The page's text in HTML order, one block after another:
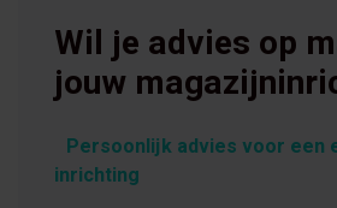
Wil je advies op
jouw
Persoonlijk advies voor een
inrichting